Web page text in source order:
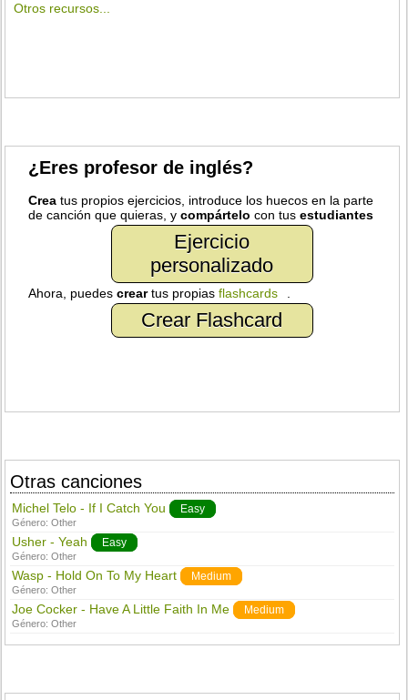
Otros recursos...
¿Eres profesor de inglés?
Crea tus propios ejercicios, introduce los huecos en la parte
de canción que quieras, ycompártelo con tusestudiantes
Ejercicio
personalizado
Ahora, puedescreartus propiasflashcards
Crear Flashcard
Otras canciones
Michel Telo - If I Catch You Easy
Género:Other
Usher - Yeah Easy
Género:Other
Wasp - Hold On To My Heart Medium
Género:Other
Joe Cocker - Have A Little Faith In Me Medium
Género:Other